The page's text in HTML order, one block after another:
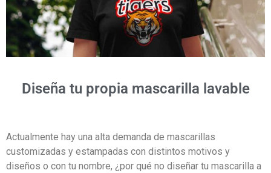
Diseña tu propia mascarilla lavable
Actualmente hay una alta demanda de mascarillas
customizadas y estampadas con distintos motivos y
diseños o con tu nombre, ¿por qué no diseñar tu mascarilla a